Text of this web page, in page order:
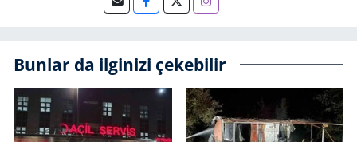
Bunlar da ilginizi çekebilir